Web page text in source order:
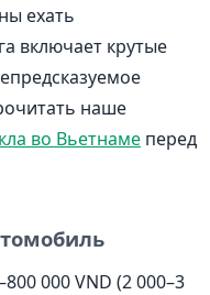
ехать
включает крутые
наше
во Вьетнаме перед
000 VND (2 000–3